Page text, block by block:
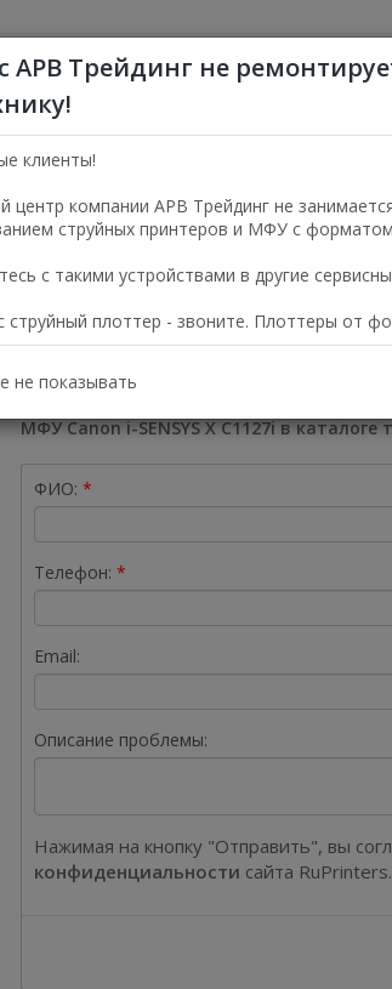
Копиры и МФУ Лазерные цветные
X C1127i
МФУ Canon i-SENSYS X C1127i в каталоге
ФИО:
Телефон:
Email:
Описание проблемы:
Нажимая на кнопку "Отправить", вы
конфиденциальности сайта
АРВ Трейдинг не
клиенты!
центр компании АРВ Трейдинг не
струйных принтеров и МФУ с
с такими устройствами в другие
струйный плоттер - звоните. Плоттеры от
не показывать